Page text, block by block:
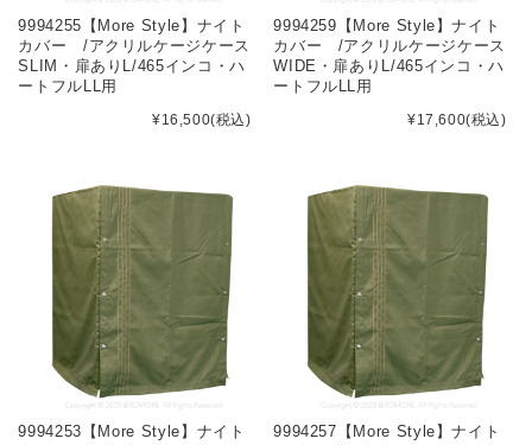
9994255【More Style】ナイト
カバー /アクリルケージケース
SLIM・扉ありL/465インコ・ハ
ートフルLL用
¥16,500(税込)
9994259【More Style】ナイト
カバー /アクリルケージケース
WIDE・扉ありL/465インコ・ハ
ートフルLL用
¥17,600(税込)
9994253【More Style】ナイト
9994257【More Style】ナイト